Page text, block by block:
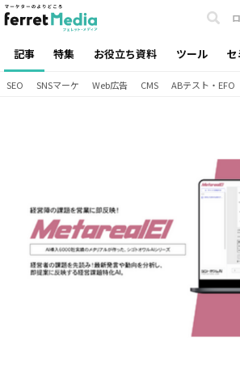
記事 特集 お役立ち資料 ツール セ
SEO SNSマーケ Web広告 CMS ABテスト・EFO